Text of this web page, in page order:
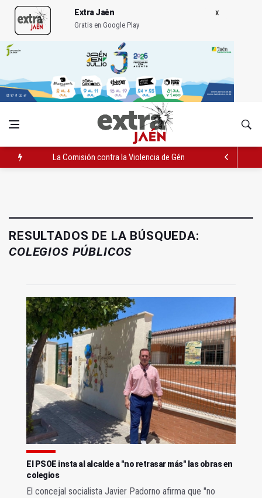
Extra Jaén
Gratis en Google Play
La Comisión contra la Violencia de Género rechaza las
RESULTADOS DE LA BÚSQUEDA:
COLEGIOS PÚBLICOS
El PSOE insta al alcalde a "no retrasar más" las obras en
colegios
El concejal socialista Javier Padorno afirma que "no